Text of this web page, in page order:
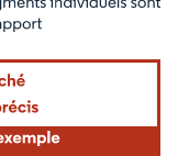
une attribution sous CC BY